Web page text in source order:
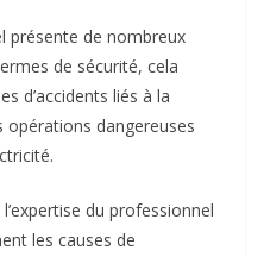
présente de nombreux
de sécurité, cela
d’accidents liés à la
opérations dangereuses
du professionnel
les causes de